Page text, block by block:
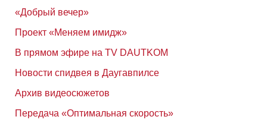
«Добрый вечер»
Проект «Меняем имидж»
В прямом эфире на TV DAUTKOM
Новости спидвея в Даугавпилсе
Архив видеосюжетов
Передача «Оптимальная скорость»